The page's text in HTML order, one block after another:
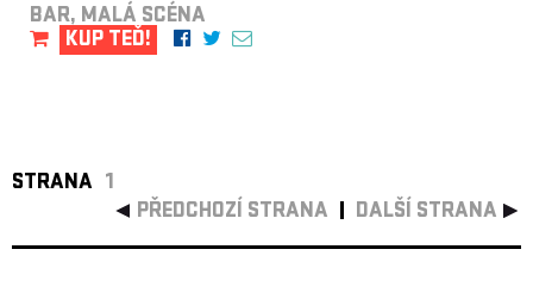
BAR, MALÁ SCÉNA
KUP TEĎ!
STRANA 1
PŘEDCHOZÍ STRANA
DALŠÍ STRANA